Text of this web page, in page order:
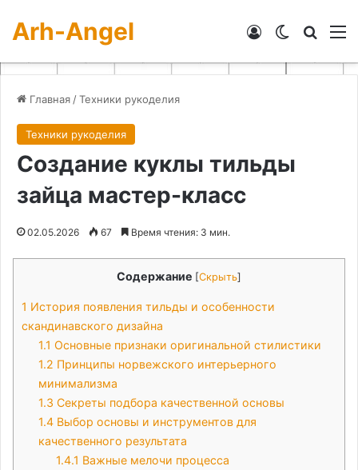
Arh-Angel Switch skin
Войти
Главная /Техники рукоделия
Техники рукоделия
Создание куклы тильды
зайца мастер-класс
02.05.2026 67 Время чтения: 3 мин.
Содержание [Скрыть]
1 История появления тильды и особенности
скандинавского дизайна
1.1 Основные признаки оригинальной стилистики
1.2 Принципы норвежского интерьерного
минимализма
1.3 Секреты подбора качественной основы
1.4 Выбор основы и инструментов для
качественного результата
1.4.1 Важные мелочи процесса